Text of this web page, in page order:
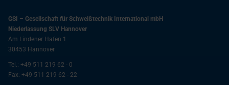
GSI – Gesellschaft für Schweißtechnik International mbH
Niederlassung SLV Hannover
Am Lindener Hafen 1
30453 Hannover
Tel.: +49 511 219 62 - 0
Fax: +49 511 219 62 - 22